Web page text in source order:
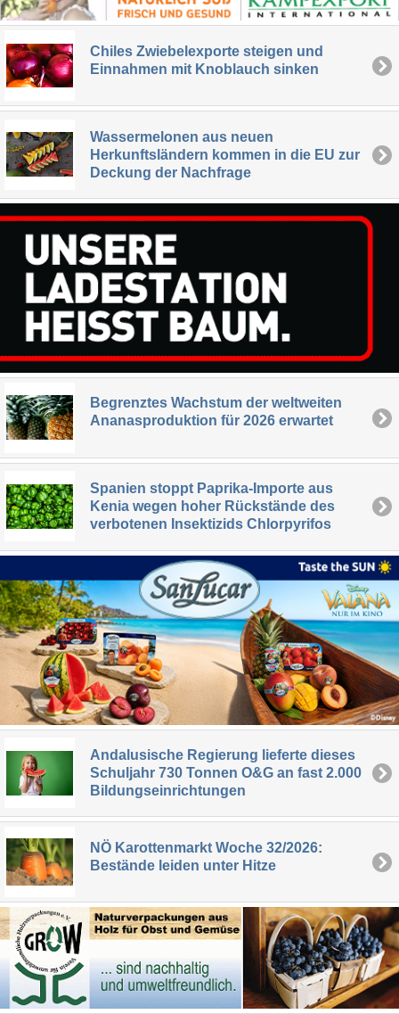
Chiles Zwiebelexporte steigen und
Einnahmen mit Knoblauch sinken
Wassermelonen aus neuen
Herkunftsländern kommen in die EU zur
Deckung der Nachfrage
Begrenztes Wachstum der weltweiten
Ananasproduktion für 2026 erwartet
Spanien stoppt Paprika-Importe aus
Kenia wegen hoher Rückstände des
verbotenen Insektizids Chlorpyrifos
Andalusische Regierung lieferte dieses
Schuljahr 730 Tonnen O&G an fast 2.000
Bildungseinrichtungen
NÖ Karottenmarkt Woche 32/2026:
Bestände leiden unter Hitze